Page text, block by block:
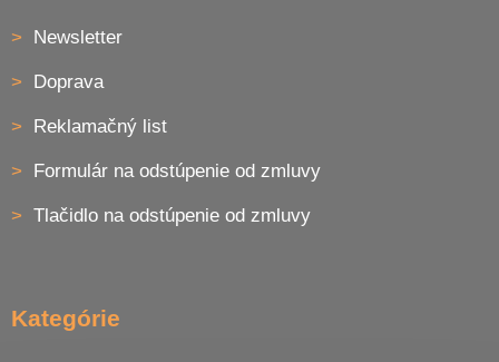
Newsletter
Doprava
Reklamačný list
Formulár na odstúpenie od zmluvy
Tlačidlo na odstúpenie od zmluvy
Kategórie